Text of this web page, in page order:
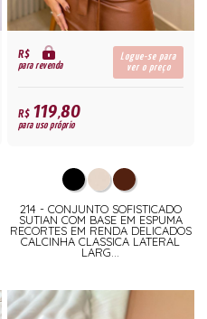
R$
para revenda
Logue-se para
ver o preço
R$119,80
para uso próprio
214 - CONJUNTO SOFISTICADO
SUTIAN COM BASE EM ESPUMA
RECORTES EM RENDA DELICADOS
CALCINHA CLASSICA LATERAL
LARG...